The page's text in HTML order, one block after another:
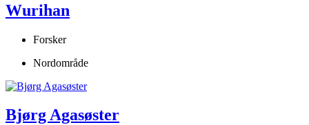
Wurihan
Forsker
Nordområde
Bjørg Agasøster